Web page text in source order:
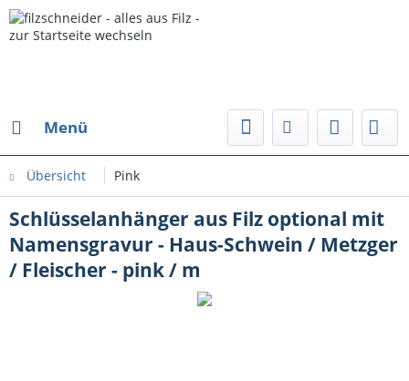
Menü
Übersicht Pink
Schlüsselanhänger aus Filz optional mit
Namensgravur - Haus-Schwein / Metzger
/ Fleischer - pink / m